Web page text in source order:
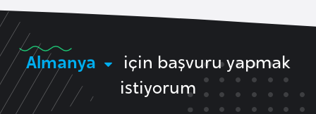
Almanya
için başvuru yapmak
istiyorum
s
a
u
G